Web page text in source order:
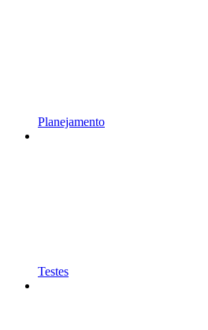
Planejamento
Testes